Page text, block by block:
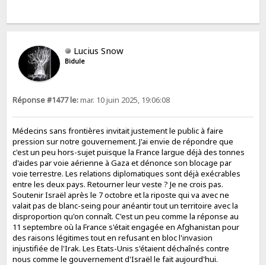
Lucius Snow
Bidule
Réponse #1477 le:mar. 10 juin 2025, 19:06:08
Médecins sans frontières invitait justement le public à faire
pression sur notre gouvernement. J'ai envie de répondre que
c'est un peu hors-sujet puisque la France largue déjà des tonnes
d'aides par voie aérienne à Gaza et dénonce son blocage par
voie terrestre. Les relations diplomatiques sont déjà exécrables
entre les deux pays. Retourner leur veste ? Je ne crois pas.
Soutenir Israël après le 7 octobre et la riposte qui va avec ne
valait pas de blanc-seing pour anéantir tout un territoire avec la
disproportion qu'on connaît. C'est un peu comme la réponse au
11 septembre où la France s'était engagée en Afghanistan pour
des raisons légitimes tout en refusant en bloc l'invasion
injustifiée de l'Irak. Les Etats-Unis s'étaient déchaînés contre
nous comme le gouvernement d'Israël le fait aujourd'hui.